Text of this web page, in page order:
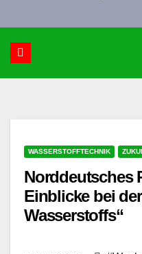
WASSERSTOFFTECHNIK
Norddeutsches
Einblicke bei
Wasserstoffs“